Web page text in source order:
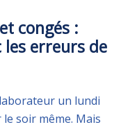
congés :
erreurs de
un lundi
soir même. Mais